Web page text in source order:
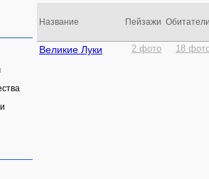
Название Пейзажи
Великие Луки 2 фото 18